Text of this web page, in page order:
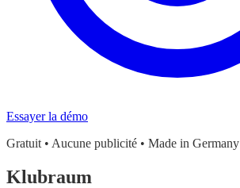
Essayer la démo
Gratuit • Aucune publicité • Made in Germany
Klubraum